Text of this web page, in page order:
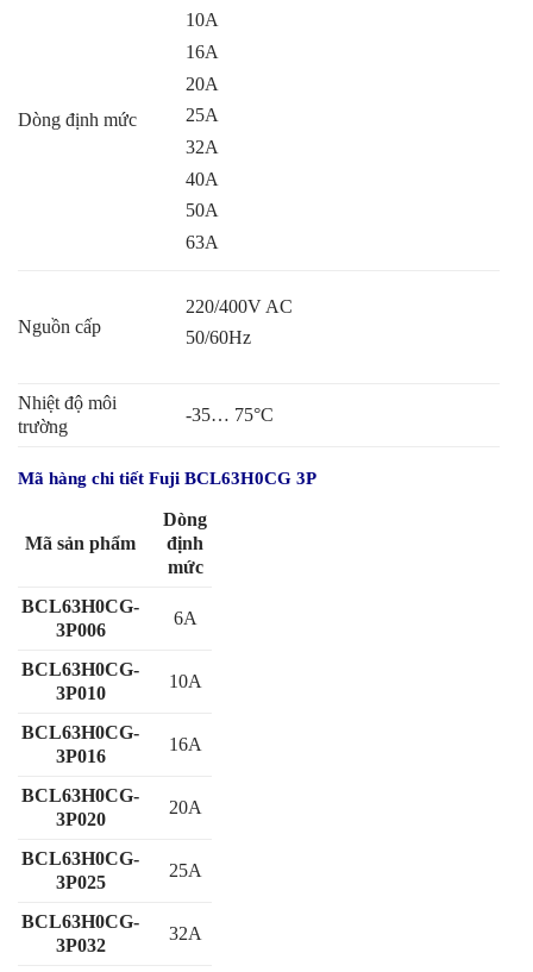
Dòng định mức
10A
16A
20A
25A
32A
40A
50A
63A
Nguồn cấp
220/400V AC
50/60Hz
Nhiệt độ môi
trường
-35… 75°C
Mã hàng chi tiết Fuji BCL63H0CG 3P
Mã sản phẩm
Dòng
định
mức
BCL63H0CG-
3P006
6A
BCL63H0CG-
3P010
10A
BCL63H0CG-
3P016
16A
BCL63H0CG-
3P020
20A
BCL63H0CG-
3P025
25A
BCL63H0CG-
3P032
32A